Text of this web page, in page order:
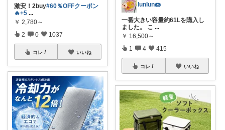
激安！2buy#60％OFFクーポン
🔥+5 ...
￥ 2,780～
2 0 1037
コレ いいね
lunlun🍩
一番大きい容量約61Lを購入し
ました。 こ ...
￥ 16,500～
1 4 415
コレ いいね